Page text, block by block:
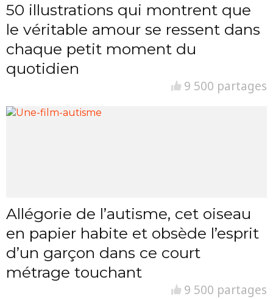
50 illustrations qui montrent que
le véritable amour se ressent dans
chaque petit moment du
quotidien
9 500 partages
Allégorie de l’autisme, cet oiseau
en papier habite et obsède l’esprit
d’un garçon dans ce court
métrage touchant
9 500 partages